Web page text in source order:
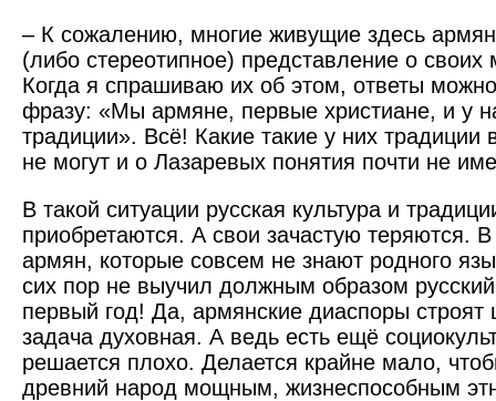
– К сожалению, многие живущие здесь
(либо стереотипное) представление о своих
Когда я спрашиваю их об этом, ответы
фразу: «Мы армяне, первые христиане, и у
традиции». Всё! Какие такие у них традиции
не могут и о Лазаревых понятия почти не
В такой ситуации русская культура и
приобретаются. А свои зачастую теряются.
армян, которые совсем не знают родного
сих пор не выучил должным образом
первый год! Да, армянские диаспоры строят
задача духовная. А ведь есть ещё
решается плохо. Делается крайне мало,
древний народ мощным, жизнеспособным